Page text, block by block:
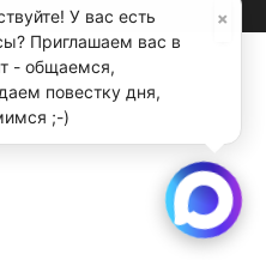
×
У вас есть
Приглашаем вас в
- общаемся,
повестку дня,
;-)